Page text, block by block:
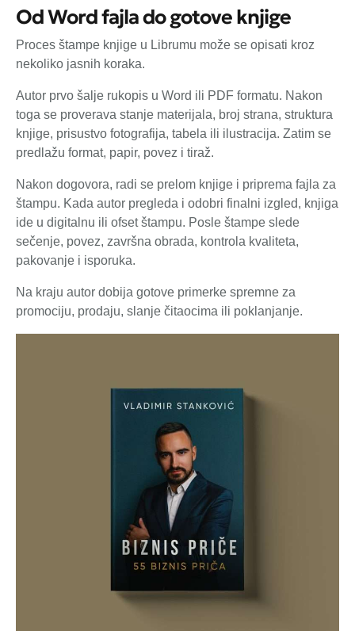
Od Word fajla do gotove knjige
Proces štampe knjige u Librumu može se opisati kroz
nekoliko jasnih koraka.
Autor prvo šalje rukopis u Word ili PDF formatu. Nakon
toga se proverava stanje materijala, broj strana, struktura
knjige, prisustvo fotografija, tabela ili ilustracija. Zatim se
predlažu format, papir, povez i tiraž.
Nakon dogovora, radi se prelom knjige i priprema fajla za
štampu. Kada autor pregleda i odobri finalni izgled, knjiga
ide u digitalnu ili ofset štampu. Posle štampe slede
sečenje, povez, završna obrada, kontrola kvaliteta,
pakovanje i isporuka.
Na kraju autor dobija gotove primerke spremne za
promociju, prodaju, slanje čitaocima ili poklanjanje.